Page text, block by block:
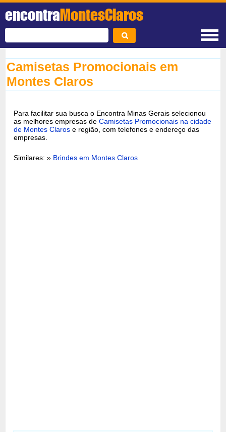
encontraMontesClaros
Camisetas Promocionais em
Montes Claros
Para facilitar sua busca o Encontra Minas Gerais selecionou
as melhores empresas deCamisetas Promocionais na cidade
de Montes Claros e região, com telefones e endereço das
empresas.
Similares: » Brindes em Montes Claros